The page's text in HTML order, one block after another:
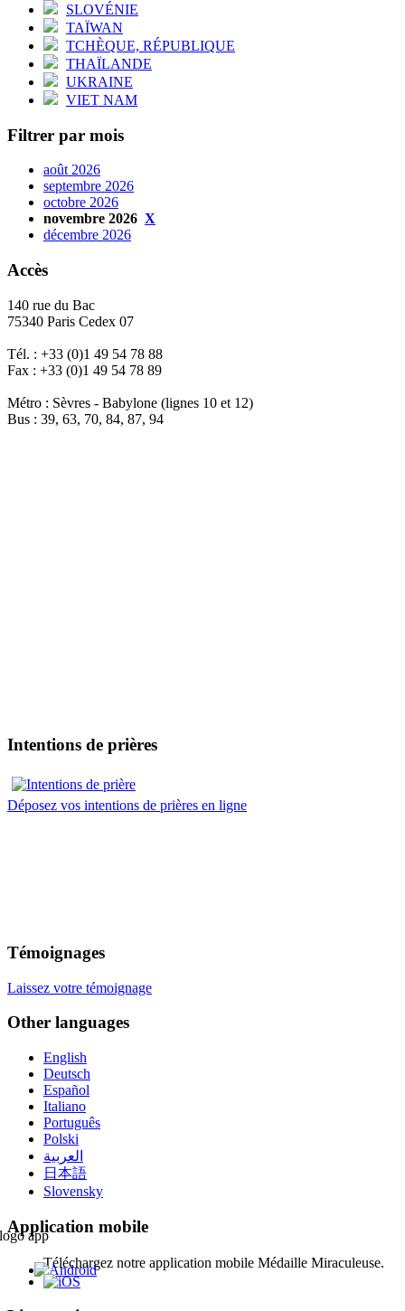
SLOVÉNIE
TAÏWAN
TCHÈQUE, RÉPUBLIQUE
THAÏLANDE
UKRAINE
VIET NAM
Filtrer par mois
août 2026
septembre 2026
octobre 2026
novembre 2026 X
décembre 2026
Accès
140 rue du Bac
75340 Paris Cedex 07
Tél. : +33 (0)1 49 54 78 88
Fax : +33 (0)1 49 54 78 89
Métro : Sèvres - Babylone (lignes 10 et 12)
Bus : 39, 63, 70, 84, 87, 94
Intentions de prières
Déposez vos intentions de prières en ligne
Témoignages
Laissez votre témoignage
Other languages
English
Deutsch
Español
Italiano
Português
Polski
العربية
日本語
Slovensky
Application mobile
Téléchargez notre application mobile Médaille Miraculeuse.